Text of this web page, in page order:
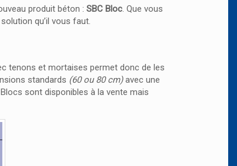
produit béton :SBC Bloc. Que vous
qu’il vous faut.
tenons et mortaises permet donc de les
standards (60 ou 80 cm)avec une
sont disponibles à la vente mais